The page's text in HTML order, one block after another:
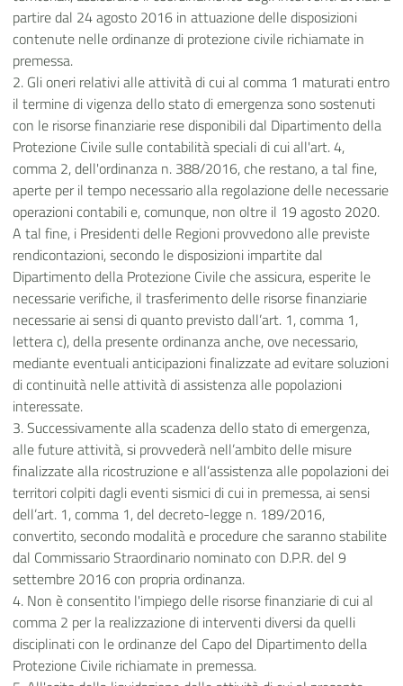
partire dal 24 agosto 2016 in attuazione delle disposizioni
contenute nelle ordinanze di protezione civile richiamate in
premessa.
2. Gli oneri relativi alle attività di cui al comma 1 maturati entro
il termine di vigenza dello stato di emergenza sono sostenuti
con le risorse finanziarie rese disponibili dal Dipartimento della
Protezione Civile sulle contabilità speciali di cui all'art. 4,
comma 2, dell'ordinanza n. 388/2016, che restano, a tal fine,
aperte per il tempo necessario alla regolazione delle necessarie
operazioni contabili e, comunque, non oltre il 19 agosto 2020.
A tal fine, i Presidenti delle Regioni provvedono alle previste
rendicontazioni, secondo le disposizioni impartite dal
Dipartimento della Protezione Civile che assicura, esperite le
necessarie verifiche, il trasferimento delle risorse finanziarie
necessarie ai sensi di quanto previsto dall’art. 1, comma 1,
lettera c), della presente ordinanza anche, ove necessario,
mediante eventuali anticipazioni finalizzate ad evitare soluzioni
di continuità nelle attività di assistenza alle popolazioni
interessate.
3. Successivamente alla scadenza dello stato di emergenza,
alle future attività, si provvederà nell’ambito delle misure
finalizzate alla ricostruzione e all’assistenza alle popolazioni dei
territori colpiti dagli eventi sismici di cui in premessa, ai sensi
dell’art. 1, comma 1, del decreto-legge n. 189/2016,
convertito, secondo modalità e procedure che saranno stabilite
dal Commissario Straordinario nominato con D.P.R. del 9
settembre 2016 con propria ordinanza.
4. Non è consentito l'impiego delle risorse finanziarie di cui al
comma 2 per la realizzazione di interventi diversi da quelli
disciplinati con le ordinanze del Capo del Dipartimento della
Protezione Civile richiamate in premessa.